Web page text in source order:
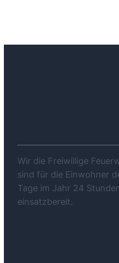
Wir die Freiwillige
sind für die Einwohner
Tage im Jahr 24
einsatzbereit.